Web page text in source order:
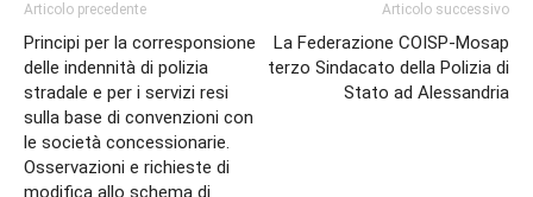
Articolo precedente
Principi per la corresponsione
delle indennità di polizia
stradale e per i servizi resi
sulla base di convenzioni con
le società concessionarie.
Osservazioni e richieste di
modifica allo schema di
Articolo successivo
La Federazione COISP-Mosap
terzo Sindacato della Polizia di
Stato ad Alessandria